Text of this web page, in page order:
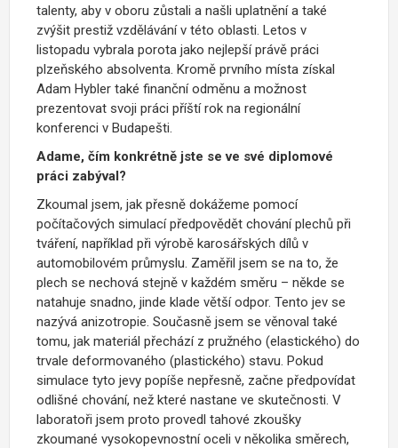
talenty, aby v oboru zůstali a našli uplatnění a také
zvýšit prestiž vzdělávání v této oblasti. Letos v
listopadu vybrala porota jako nejlepší právě práci
plzeňského absolventa. Kromě prvního místa získal
Adam Hybler také finanční odměnu a možnost
prezentovat svoji práci příští rok na regionální
konferenci v Budapešti.
Adame, čím konkrétně jste se ve své diplomové
práci zabýval?
Zkoumal jsem, jak přesně dokážeme pomocí
počítačových simulací předpovědět chování plechů při
tváření, například při výrobě karosářských dílů v
automobilovém průmyslu. Zaměřil jsem se na to, že
plech se nechová stejně v každém směru – někde se
natahuje snadno, jinde klade větší odpor. Tento jev se
nazývá anizotropie. Současně jsem se věnoval také
tomu, jak materiál přechází z pružného (elastického) do
trvale deformovaného (plastického) stavu. Pokud
simulace tyto jevy popíše nepřesně, začne předpovídat
odlišné chování, než které nastane ve skutečnosti. V
laboratoři jsem proto provedl tahové zkoušky
zkoumané vysokopevnostní oceli v několika směrech,